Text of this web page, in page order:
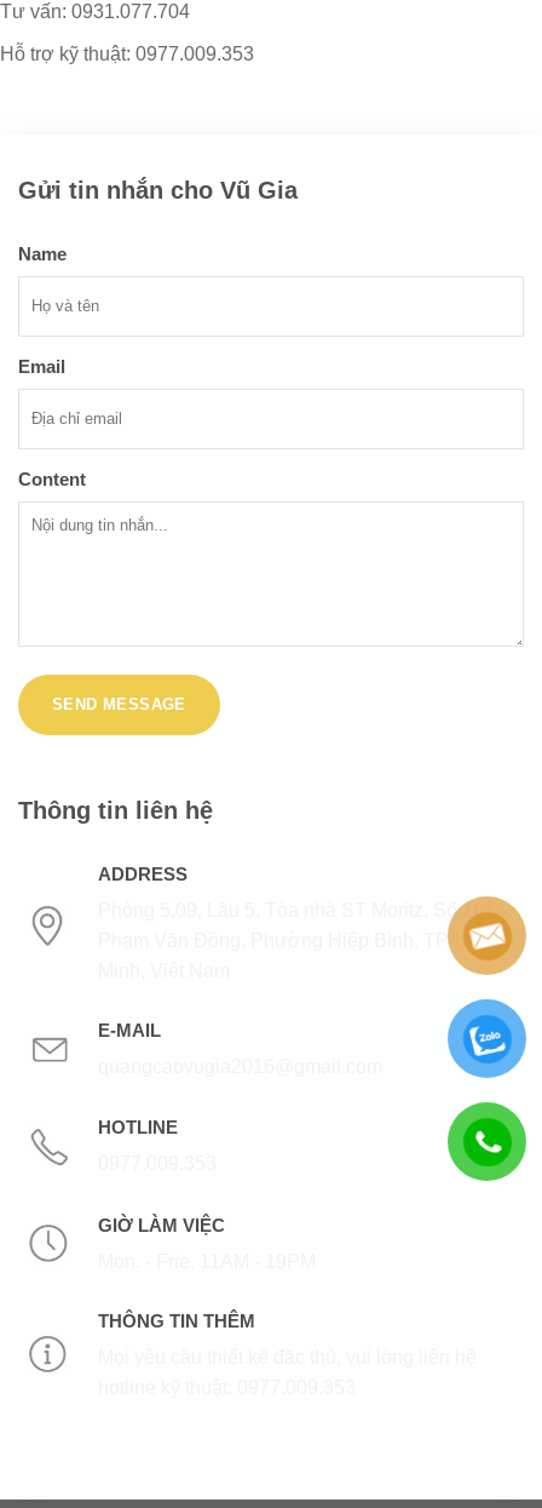
Tư vấn: 0931.077.704
Hỗ trợ kỹ thuật: 0977.009.353
Gửi tin nhắn cho Vũ Gia
Name
Email
Content
Thông tin liên hệ
ADDRESS
Phòng 5.09, Lầu 5, Tòa nhà ST Moritz, Số 1014
Phạm Văn Đồng, Phường Hiệp Bình, TP Hồ Chí
E-MAIL
HOTLINE
GIỜ LÀM VIỆC
THÔNG TIN THÊM